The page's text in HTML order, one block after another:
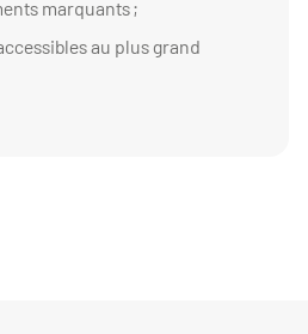
marquants ;
au plus grand